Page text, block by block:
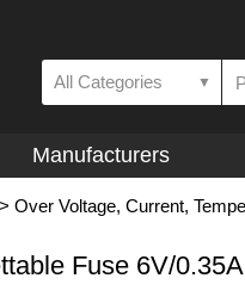
All Categories ▼
Manufacturers
> Over Voltage, Current,
Fuse 6V/0.35A